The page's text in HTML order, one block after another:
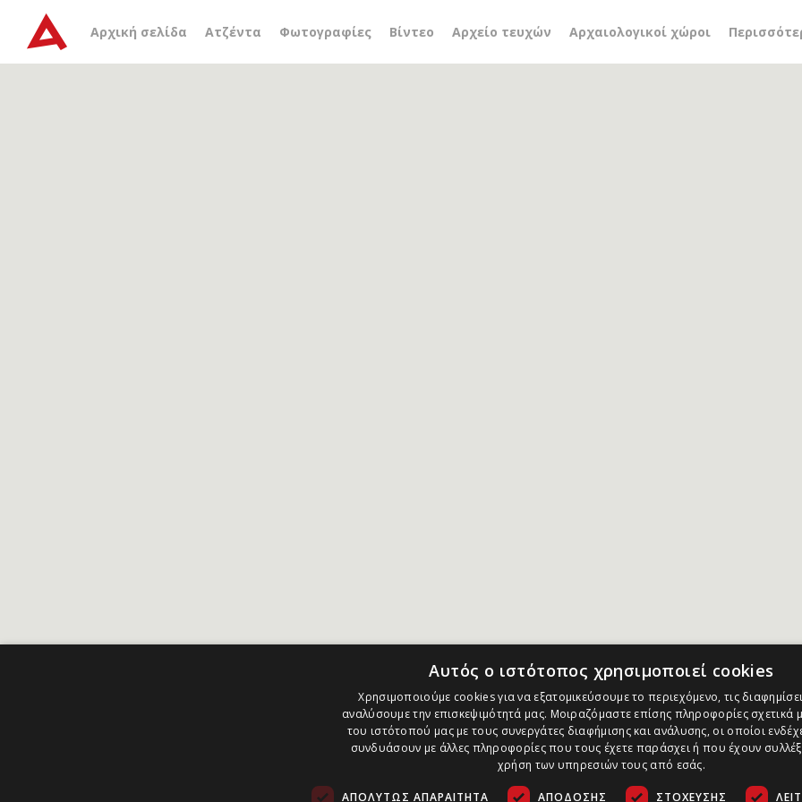
Αρχική σελίδα Ατζέντα Φωτογραφίες Βίντεο Αρχείο τευχών Αρχαιολογικοί χώροι
Αρχείο ετικέτας ο λόφος με τα κρυμμένα
Αυτός ο ιστότοπος χρησιμοποιεί cookies
Χρησιμοποιούμε cookies για να εξατομικεύσουμε το περιεχόμενο, τις
αναλύσουμε την επισκεψιμότητά μας. Μοιραζόμαστε επίσης πληροφορίες σχετικά
του ιστότοπού μας με τους συνεργάτες διαφήμισης και ανάλυσης, οι οποίοι
συνδυάσουν με άλλες πληροφορίες που τους έχετε παράσχει ή που έχουν
χρήση των υπηρεσιών τους από εσάς.
ΑΠΟΛΎΤΩΣ ΑΠΑΡΑΊΤΗΤΑ ΑΠΌΔΟΣΗΣ ΣΤΌΧΕΥΣΗΣ